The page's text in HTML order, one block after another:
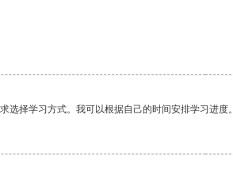
择学习方式。我可以根据自己的时间安排学习进度。